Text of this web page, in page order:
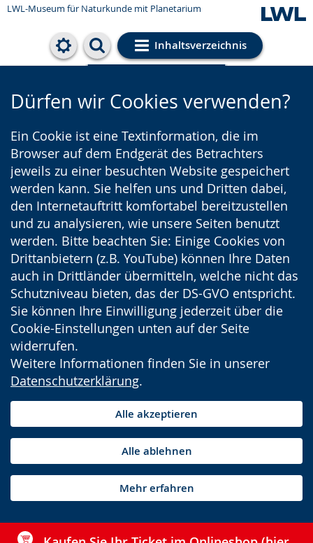
LWL-Museum für Naturkunde mit Planetarium
Inhaltsverzeichnis
Cookie-Einstellungen
Dürfen wir Cookies verwenden?
Ein Cookie ist eine Textinformation, die im
Browser auf dem Endgerät des Betrachters
jeweils zu einer besuchten Website gespeichert
werden kann. Sie helfen uns und Dritten dabei,
den Internetauftritt komfortabel bereitzustellen
und zu analysieren, wie unsere Seiten benutzt
werden. Bitte beachten Sie: Einige Cookies von
Drittanbietern (z.B. YouTube) können Ihre Daten
auch in Drittländer übermitteln, welche nicht das
Schutzniveau bieten, das der DS-GVO entspricht.
Sie können Ihre Einwilligung jederzeit über die
Cookie-Einstellungen unten auf der Seite
widerrufen.
Weitere Informationen finden Sie in unserer
Datenschutzerklärung.
Alle akzeptieren
Alle ablehnen
Mehr erfahren